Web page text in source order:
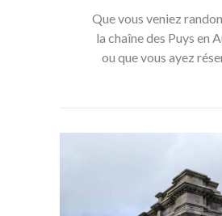
Que vous veniez
la chaîne des Puys en
ou que vous ayez